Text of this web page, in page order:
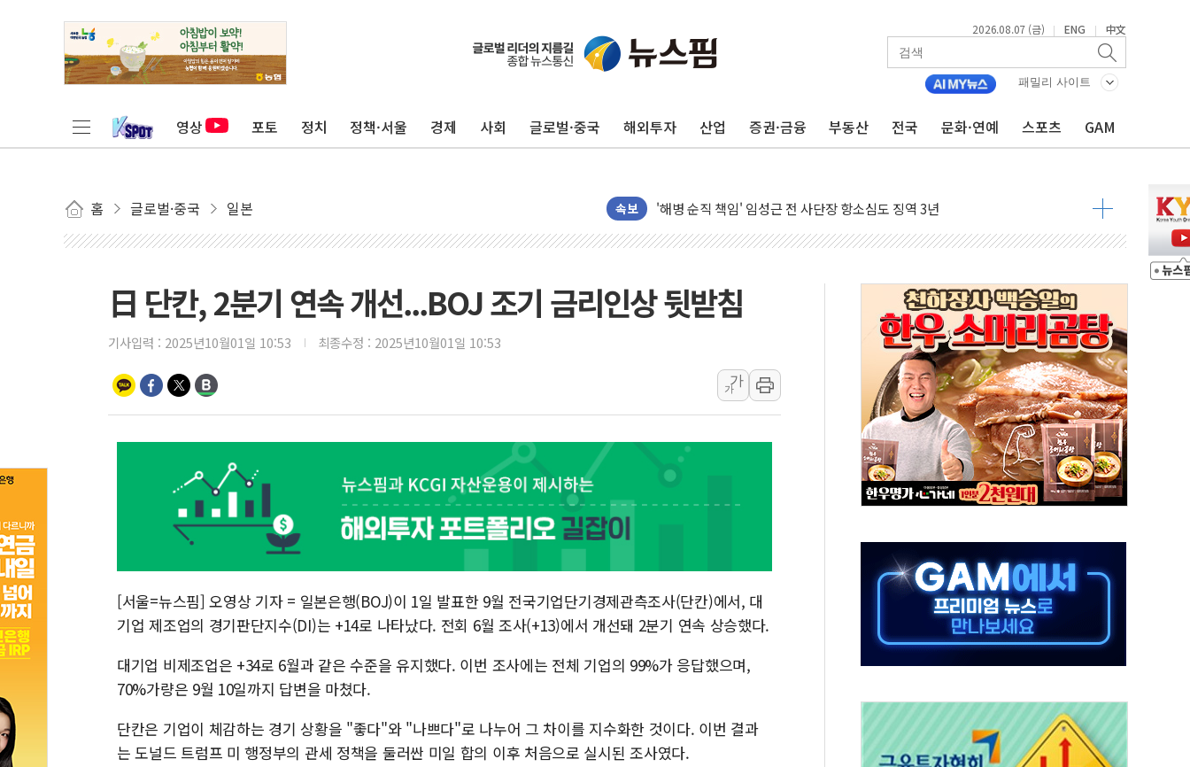
2026.08.07 (금) | ENG | 中文
패밀리 사이트
영상 포토 정치 정책·서울 경제 사회 글로벌·중국 해외투자 산업 증권·금융 부동산 전국 문화·연예 스포츠 GAM
홈 글로벌·중국 일본 속보
전남광주 화정역 인근 도로 4중 추돌…1명 심정지·5명 부상
청도 문수리 야산서 산불 진화 중...진화헬기 3대 투입
헥토이노베이션, 상반기 매출 첫 2000억원 돌파
우리은행, 고창해상풍력에 4000억 금융 지원
민병덕 "오늘 67개 점포 영업 재개...장바구니에 홈플러스 담아달라" 호소
하나금융이 쏘아 올린 CIFO, 금융지주 포용금융 조직개편 신호탄
종합특검, '尹 관저 이전 감사 무마' 유병호 구속 기소
코스피·코스닥 오전 동반 하락…내린 종목이 두 배 넘어
'입추'인데 연일 찜통더위…김성환 기후부 장관 "예측범위 벗어나도 즉시대응"
"최대 2시간 앞서 침수 예측"…건설연, AI 위험기상 기술 개발
유니슨 "국내생산세액공제·인증제도 개선 수혜 기대"
창호 교체하다 난간 무너져…대전서 50대 일용직 추락 사망
장동혁 "규제와 대출 풀고 재개발·재건축 촉진하는 것이 부동산 정상화"
AI에 승부 건 네이버…내년 AI 팩토리 매출 본격화
日, 4~6월 105조원 환시 개입...4월 말 '56조원' 사상 최대
오렌지플래닛 창업재단, 스타트업 지원 프로그램 성료
경찰, '300억대 사기 혐의' 차가원 대표 구속 송치
日 단칸, 2분기 연속 개선...BOJ 조기 금리인상 뒷받침
기사입력 : 2025년10월01일 10:53 최종수정 : 2025년10월01일 10:53
가
가
[서울=뉴스핌] 오영상 기자 = 일본은행(BOJ)이 1일 발표한 9월 전국기업단기경제관측조사(단칸)에서, 대
기업 제조업의 경기판단지수(DI)는 +14로 나타났다. 전회 6월 조사(+13)에서 개선돼 2분기 연속 상승했다.
대기업 비제조업은 +34로 6월과 같은 수준을 유지했다. 이번 조사에는 전체 기업의 99%가 응답했으며,
70%가량은 9월 10일까지 답변을 마쳤다.
단칸은 기업이 체감하는 경기 상황을 "좋다"와 "나쁘다"로 나누어 그 차이를 지수화한 것이다. 이번 결과
는 도널드 트럼프 미 행정부의 관세 정책을 둘러싼 미일 합의 이후 처음으로 실시된 조사였다.